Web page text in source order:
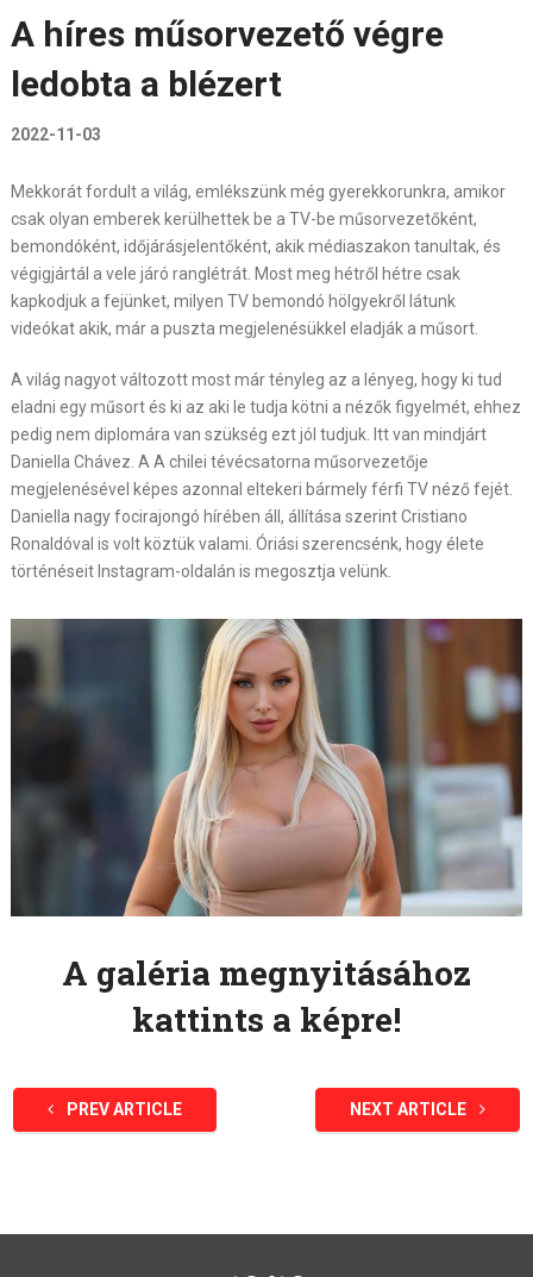
A híres műsorvezető végre
ledobta a blézert
2022-11-03
Mekkorát fordult a világ, emlékszünk még gyerekkorunkra, amikor
csak olyan emberek kerülhettek be a TV-be műsorvezetőként,
bemondóként, időjárásjelentőként, akik médiaszakon tanultak, és
végigjártál a vele járó ranglétrát. Most meg hétről hétre csak
kapkodjuk a fejünket, milyen TV bemondó hölgyekről látunk
videókat akik, már a puszta megjelenésükkel eladják a műsort.
A világ nagyot változott most már tényleg az a lényeg, hogy ki tud
eladni egy műsort és ki az aki le tudja kötni a nézők figyelmét, ehhez
pedig nem diplomára van szükség ezt jól tudjuk. Itt van mindjárt
Daniella Chávez. A A chilei tévécsatorna műsorvezetője
megjelenésével képes azonnal eltekeri bármely férfi TV néző fejét.
Daniella nagy focirajongó hírében áll, állítása szerint Cristiano
Ronaldóval is volt köztük valami. Óriási szerencsénk, hogy élete
történéseit Instagram-oldalán is megosztja velünk.
A galéria megnyitásához
kattints a képre!
PREV ARTICLE NEXT ARTICLE